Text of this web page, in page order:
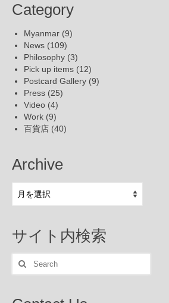
Category
Myanmar (9)
News (109)
Philosophy (3)
Pick up items (12)
Postcard Gallery (9)
Press (25)
Video (4)
Work (9)
百貨店 (40)
Archive
Archive
サイト内検索
Search
for: